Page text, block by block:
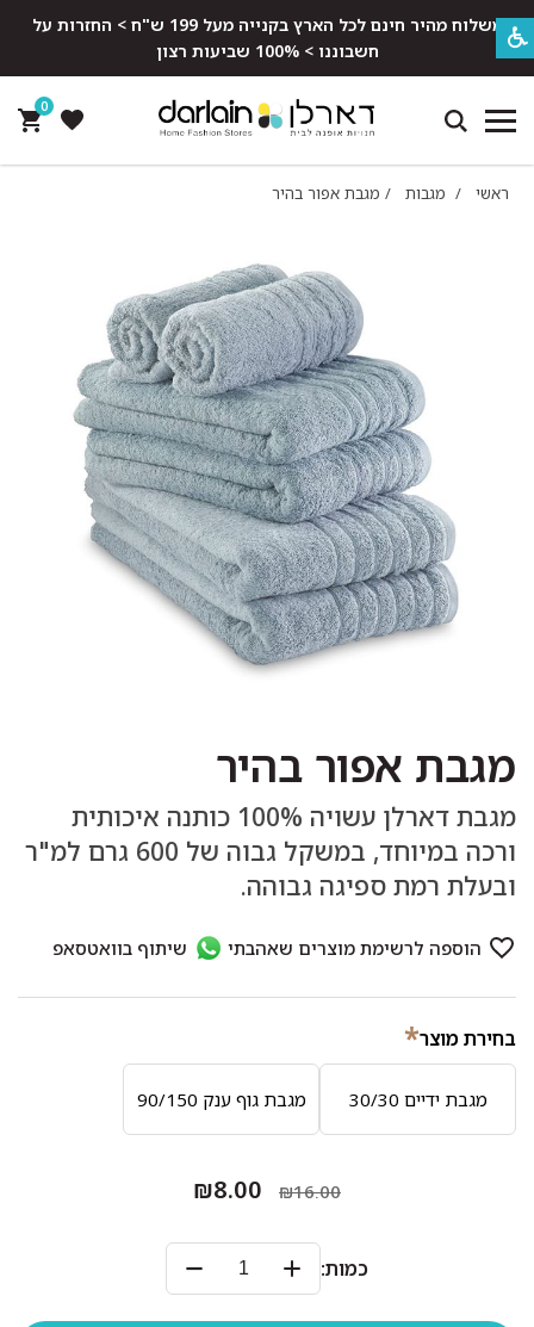
משלוח מהיר חינם לכל הארץ בקנייה מעל 199 ש"ח > החזרות על
חשבוננו > 100% שביעות רצון
0
ראשי / מגבות / מגבת אפור בהיר
מגבת אפור בהיר
מגבת דארלן עשויה 100% כותנה איכותית
ורכה במיוחד, במשקל גבוה של 600 גרם למ"ר
ובעלת רמת ספיגה גבוהה.
בחירת מוצר*
מגבת ידיים 30/30 מגבת גוף ענק 90/150
₪16.00
₪8.00
כמות: